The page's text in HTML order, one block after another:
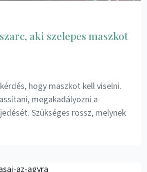
aki szelepes maszkot
hogy maszkot kell viselni.
megakadályozni a
Szükséges rossz, melynek